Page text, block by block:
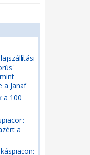
a Janaf
a 100
a